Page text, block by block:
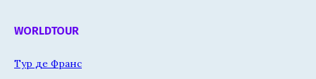
WORLDTOUR
Тур де Франс